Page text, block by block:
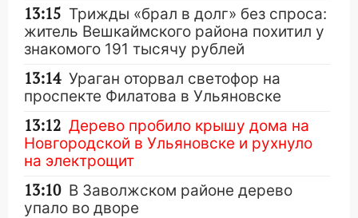
13:15 Трижды «брал в долг» без спроса:
житель Вешкаймского района похитил у
знакомого 191 тысячу рублей
13:14 Ураган оторвал светофор на
проспекте Филатова в Ульяновске
13:12 Дерево пробило крышу дома на
Новгородской в Ульяновске и рухнуло
на электрощит
13:10 В Заволжском районе дерево
упало во дворе